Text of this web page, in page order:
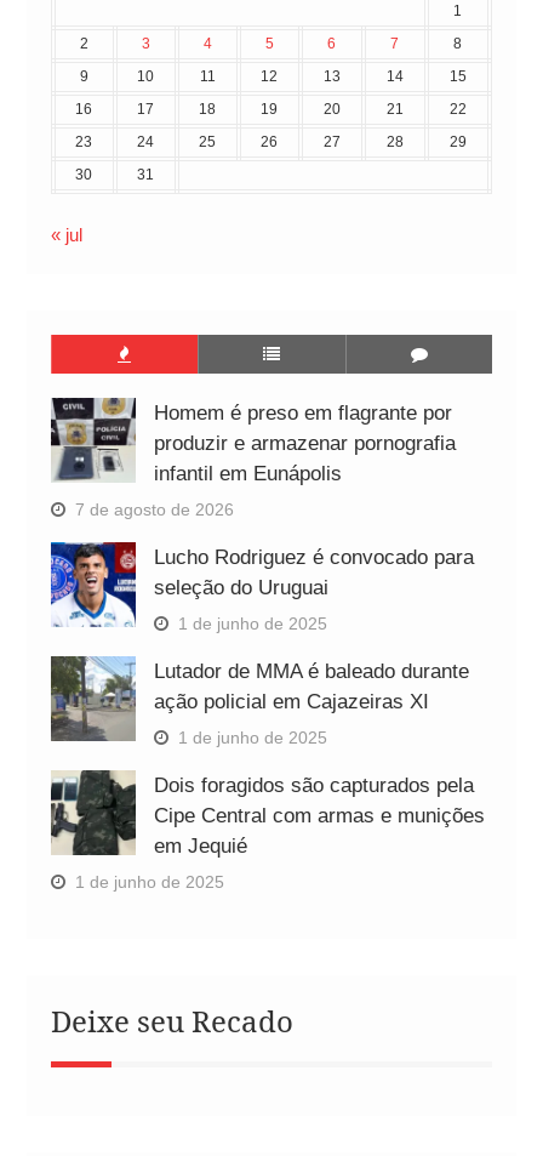
1
2
3 4 5 6 7
8
9
10 11 12 13 14
15
16
17 18 19 20 21
22
23
24 25 26 27 28
29
30
31
« jul
Homem é preso em flagrante por
produzir e armazenar pornografia
infantil em Eunápolis
7 de agosto de 2026
Lucho Rodriguez é convocado para
seleção do Uruguai
1 de junho de 2025
Lutador de MMA é baleado durante
ação policial em Cajazeiras XI
1 de junho de 2025
Dois foragidos são capturados pela
Cipe Central com armas e munições
em Jequié
1 de junho de 2025
Deixe seu Recado